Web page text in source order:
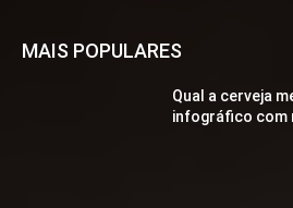
MAIS POPULARES
Qual a cerveja
infográfico com